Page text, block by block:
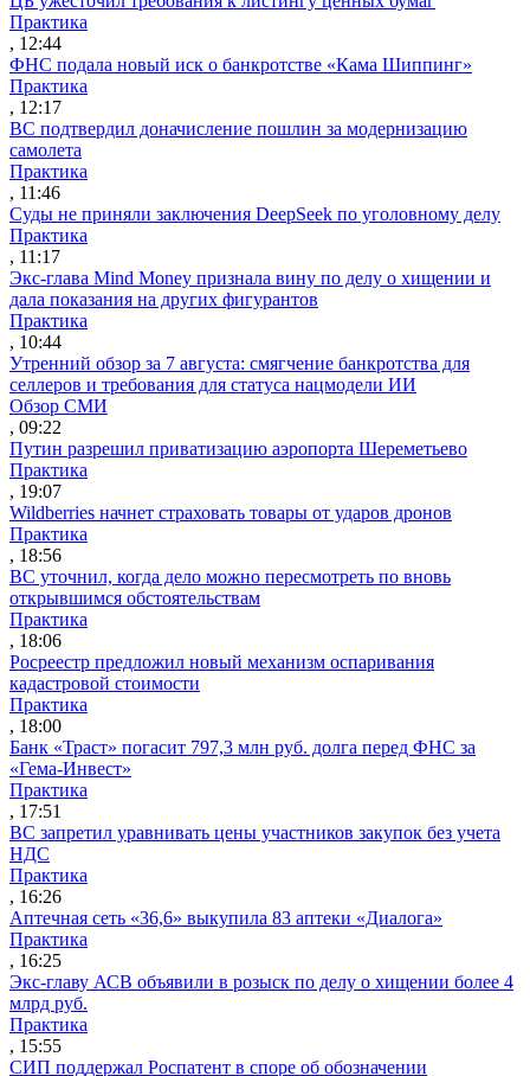
Практика
, 12:44
ФНС подала новый иск о банкротстве «Кама Шиппинг»
Практика
, 12:17
ВС подтвердил доначисление пошлин за модернизацию
самолета
Практика
, 11:46
Суды не приняли заключения DeepSeek по уголовному делу
Практика
, 11:17
Экс-глава Mind Money признала вину по делу о хищении и
дала показания на других фигурантов
Практика
, 10:44
Утренний обзор за 7 августа: смягчение банкротства для
селлеров и требования для статуса нацмодели ИИ
Обзор СМИ
, 09:22
Путин разрешил приватизацию аэропорта Шереметьево
Практика
, 19:07
Wildberries начнет страховать товары от ударов дронов
Практика
, 18:56
ВС уточнил, когда дело можно пересмотреть по вновь
открывшимся обстоятельствам
Практика
, 18:06
Росреестр предложил новый механизм оспаривания
кадастровой стоимости
Практика
, 18:00
Банк «Траст» погасит 797,3 млн руб. долга перед ФНС за
«Гема-Инвест»
Практика
, 17:51
ВС запретил уравнивать цены участников закупок без учета
НДС
Практика
, 16:26
Аптечная сеть «36,6» выкупила 83 аптеки «Диалога»
Практика
, 16:25
Экс-главу АСВ объявили в розыск по делу о хищении более 4
млрд руб.
Практика
, 15:55
СИП поддержал Роспатент в споре об обозначении